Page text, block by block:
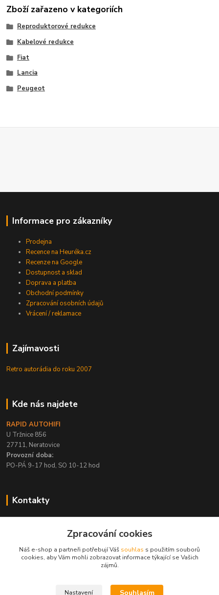
Zboží zařazeno v kategoriích
Reproduktorové redukce
Kabelové redukce
Fiat
Lancia
Peugeot
Informace pro zákazníky
Prodejna
Recence na Heuréka.cz
Recenze na Google
Dostupnost a sklad
Doprava a platba
Obchodní podmínky
Zpracování osobních údajů
Vrácení / reklamace
Zajímavosti
Retro autorádia do roku 2007
Kde nás najdete
RAPID AUTOHIFI
U Tržnice 856
27711, Neratovice
Provozní doba:
PO-PÁ 9-17 hod, SO 10-12 hod
Kontakty
PO-PÁ / 9-17 hod, SO 10-12 hod
info@rapid-autohifi.com
Zpracování cookies
Náš e-shop a partneři potřebují Váš souhlas s použitím souborů
cookies, aby Vám mohli zobrazovat informace týkající se Vašich
zájmů.
Nastavení Souhlasím